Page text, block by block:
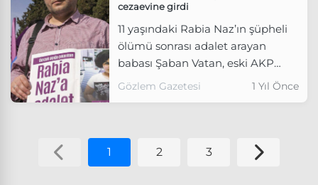
cezaevine girdi
11 yaşındaki Rabia Naz’ın şüpheli
ölümü sonrası adalet arayan
babası Şaban Vatan, eski AKP
Giresun Milletvekili Nurettin
Gözlem Gazetesi 1 Yıl Önce
1 2 3